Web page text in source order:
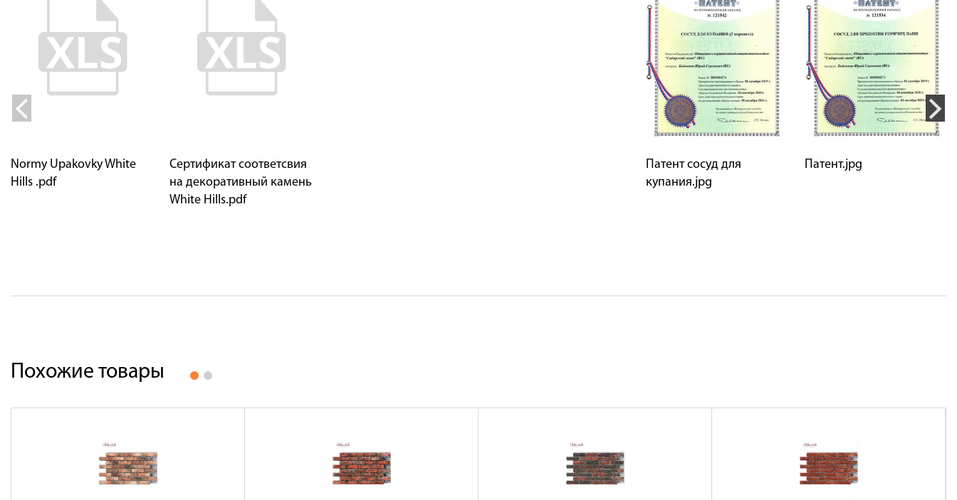
Normy Upakovky White
Hills .pdf
Сертификат соответсвия
на декоративный камень
White Hills.pdf
Патент сосуд для
купания.jpg
Патент.jpg
Похожие товары